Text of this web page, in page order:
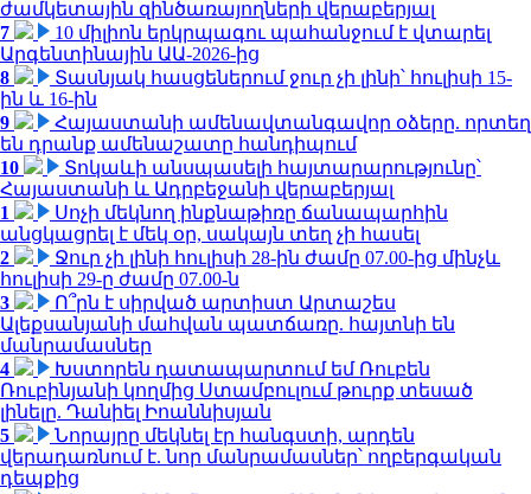
ժամկետային զինծառայողների վերաբերյալ
7
10 միլիոն երկրպագու պահանջում է վտարել
Արգենտինային ԱԱ-2026-ից
8
Տասնյակ հասցեներում ջուր չի լինի՝ հուլիսի 15-
ին և 16-ին
9
Հայաստանի ամենավտանգավոր օձերը. որտեղ
են դրանք ամենաշատը հանդիպում
10
Տոկաևի անսպասելի հայտարարությունը՝
Հայաստանի և Ադրբեջանի վերաբերյալ
1
Սոչի մեկնող ինքնաթիռը ճանապարհին
անցկացրել է մեկ օր, սակայն տեղ չի հասել
2
Ջուր չի լինի հուլիսի 28-ին ժամը 07.00-ից մինչև
հուլիսի 29-ը ժամը 07.00-ն
3
Ո՞րն է սիրված արտիստ Արտաշես
Ալեքսանյանի մահվան պատճառը. հայտնի են
մանրամասներ
4
Խստորեն դատապարտում եմ Ռուբեն
Ռուբինյանի կողմից Ստամբուլում թուրք տեսած
լինելը. Դանիել Իոաննիսյան
5
Նորայրը մեկնել էր հանգստի, արդեն
վերադառնում է. նոր մանրամասներ՝ ողբերգական
դեպքից